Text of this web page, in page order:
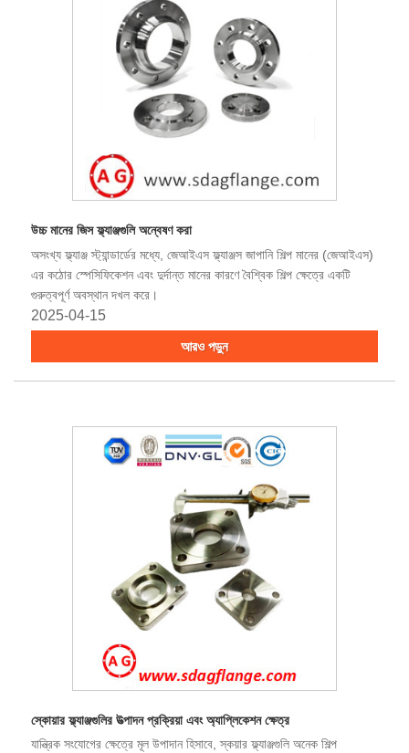
উচ্চ মানের জিস ফ্ল্যাঞ্জগুলি অন্বেষণ করা
অসংখ্য ফ্ল্যাঞ্জ স্ট্যান্ডার্ডের মধ্যে, জেআইএস ফ্ল্যাঞ্জস জাপানি শিল্প মানের (জেআইএস)
এর কঠোর স্পেসিফিকেশন এবং দুর্দান্ত মানের কারণে বৈশ্বিক শিল্প ক্ষেত্রে একটি
গুরুত্বপূর্ণ অবস্থান দখল করে।
2025-04-15
আরও পড়ুন
স্কোয়ার ফ্ল্যাঞ্জগুলির উত্পাদন প্রক্রিয়া এবং অ্যাপ্লিকেশন ক্ষেত্র
যান্ত্রিক সংযোগের ক্ষেত্রে মূল উপাদান হিসাবে, স্কয়ার ফ্ল্যাঞ্জগুলি অনেক শিল্প